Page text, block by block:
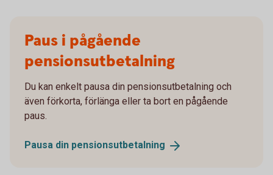
Paus i pågående
pensionsutbetalning
Du kan enkelt pausa din pensionsutbetalning och
även förkorta, förlänga eller ta bort en pågående
paus.
Pausa din pensionsutbetalning